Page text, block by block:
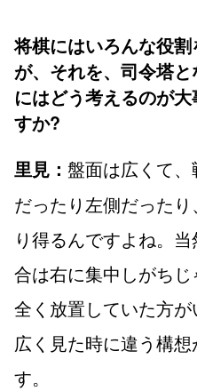
将棋にはいろんな役
が、それを、司令塔
にはどう考えるのが
すか?
里見： 盤面は広くて
だったり左側だった
り得るんですよね。
合は右に集中しがちじ
全く放置していた方
広く見た時に違う構
す。